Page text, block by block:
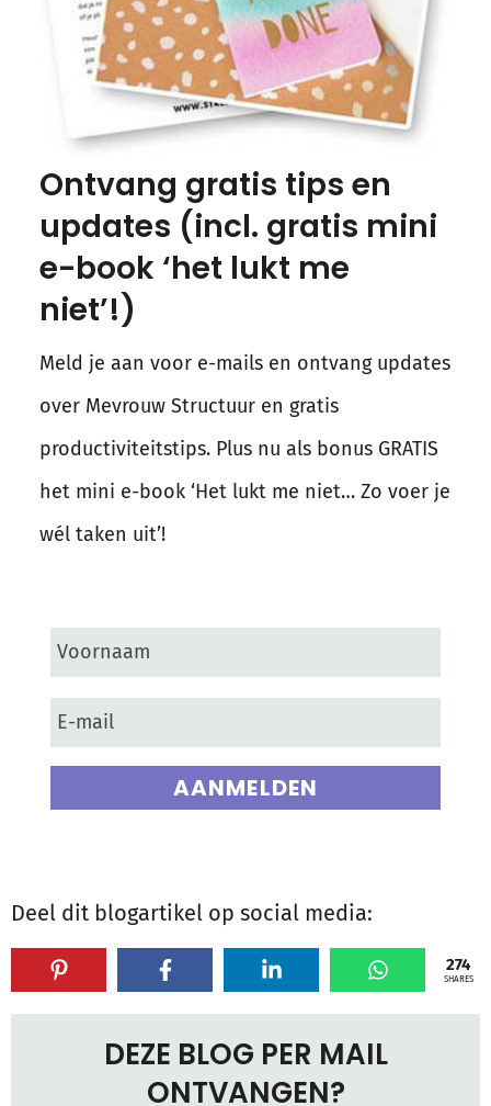
Ontvang gratis tips en
updates (incl. gratis mini
e-book ‘het lukt me
niet’!)
Meld je aan voor e-mails en ontvang updates
over Mevrouw Structuur en gratis
productiviteitstips. Plus nu als bonus GRATIS
het mini e-book ‘Het lukt me niet… Zo voer je
wél taken uit’!
AANMELDEN
Deel dit blogartikel op social media:
274
SHARES
DEZE BLOG PER MAIL
ONTVANGEN?